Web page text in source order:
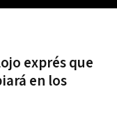
exprés que
en los